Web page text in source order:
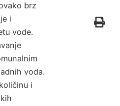
brz
i
vode.
voda.
i